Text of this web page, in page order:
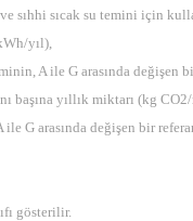
sıhhi sıcak su temini için
yıl),
A ile G arasında değişen
başına yıllık miktarı (kg CO2/
G arasında değişen bir
gösterilir.